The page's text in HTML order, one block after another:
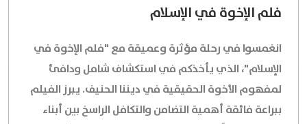
فلم الإخوة في الإسلام
انغمسوا في رحلة مؤثرة وعميقة مع "فلم الإخوة في
الإسلام"، الذي يأخذكم في استكشاف شامل ودافئ
لمفهوم الأخوة الحقيقية في ديننا الحنيف. يبرز الفيلم
ببراعة فائقة أهمية التضامن والتكافل الراسخ بين أبناء